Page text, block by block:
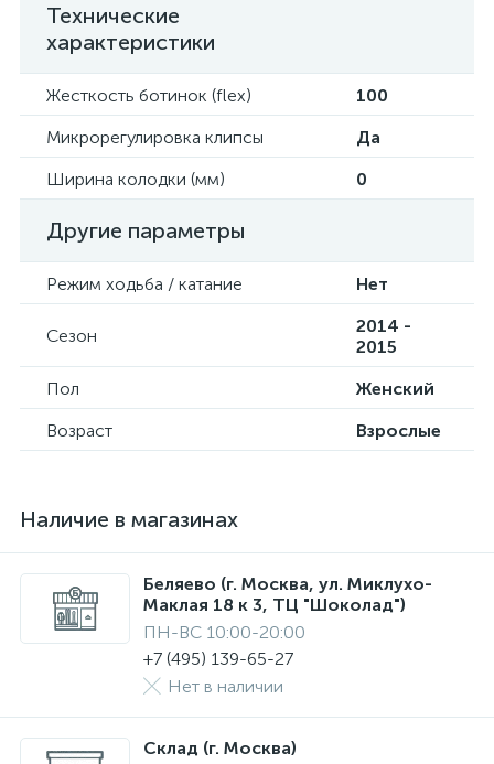
Технические
характеристики
Жесткость ботинок (flex)
100
Микрорегулировка клипсы
Да
Ширина колодки (мм)
0
Другие параметры
Режим ходьба / катание Нет
Сезон
2014 -
2015
Пол
Женский
Возраст
Взрослые
Наличие в магазинах
Беляево (г. Москва, ул. Миклухо-
Маклая 18 к 3, ТЦ "Шоколад")
ПН-ВС 10:00-20:00
+7 (495) 139-65-27
Нет в наличии
Склад (г. Москва)